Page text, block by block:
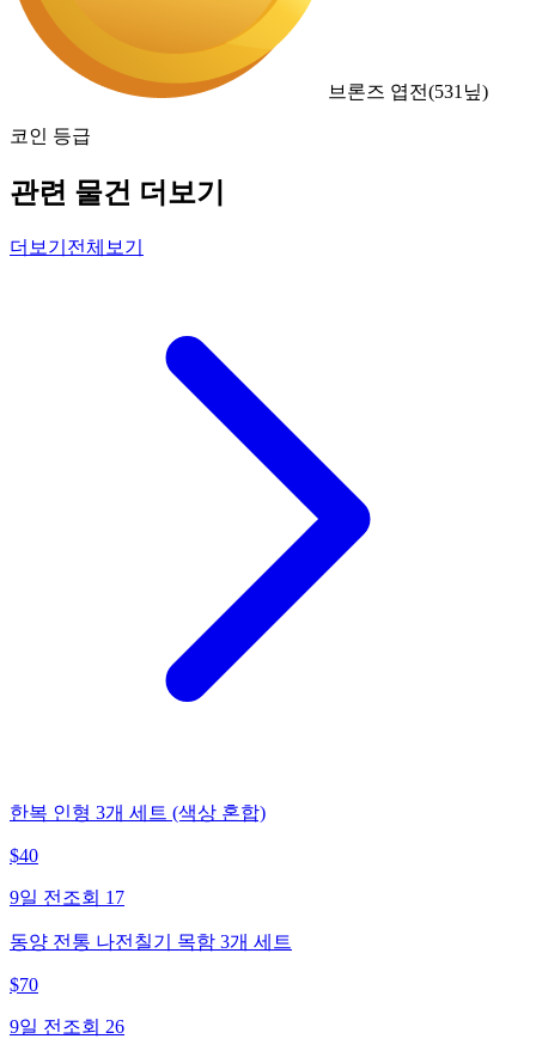
브론즈 엽전(531 닢)
코인 등급
관련 물건 더보기
더보기 전체보기
한복 인형 3개 세트 (색상 혼합)
$40
9일 전 조회 17
동양 전통 나전칠기 목함 3개 세트
$70
9일 전 조회 26